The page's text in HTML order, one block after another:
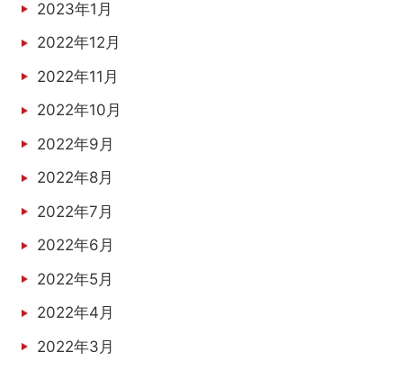
2023年1月
2022年12月
2022年11月
2022年10月
2022年9月
2022年8月
2022年7月
2022年6月
2022年5月
2022年4月
2022年3月